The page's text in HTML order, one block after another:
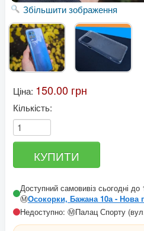
Збільшити зображення
Ціна: 150.00 грн
Кількість:
Доступний самовивіз сьогодні до
Ⓜ️Осокорки, Бажана 10а - Нова
Недоступно: Ⓜ️Палац Спорту